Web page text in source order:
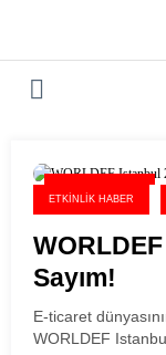
4 Haziran 2026
ETKINLIK HABER
Sayım!
E-ticaret
WORLDEF